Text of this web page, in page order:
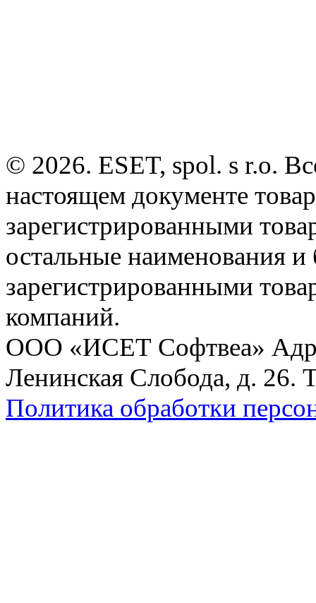
© 2026. ESET, spol. s r.o.
настоящем документе
зарегистрированными
остальные наименования
зарегистрированными
компаний.
ООО «ИСЕТ Софтвеа»
Ленинская Слобода, д. 26.
Политика обработки